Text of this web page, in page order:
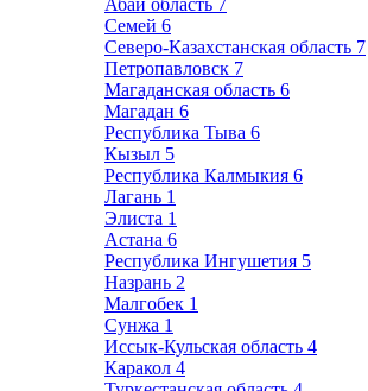
Абай область 7
Семей 6
Северо-Казахстанская область 7
Петропавловск 7
Магаданская область 6
Магадан 6
Республика Тыва 6
Кызыл 5
Республика Калмыкия 6
Лагань 1
Элиста 1
Астана 6
Республика Ингушетия 5
Назрань 2
Малгобек 1
Сунжа 1
Иссык-Кульская область 4
Каракол 4